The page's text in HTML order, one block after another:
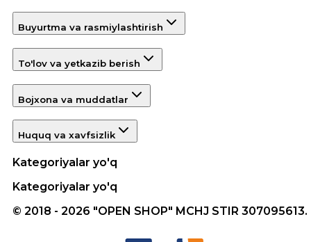
Buyurtma va rasmiylashtirish
To'lov va yetkazib berish
Bojxona va muddatlar
Huquq va xavfsizlik
Kategoriyalar yo'q
Kategoriyalar yo'q
© 2018 - 2026 "OPEN SHOP" MCHJ STIR 307095613.